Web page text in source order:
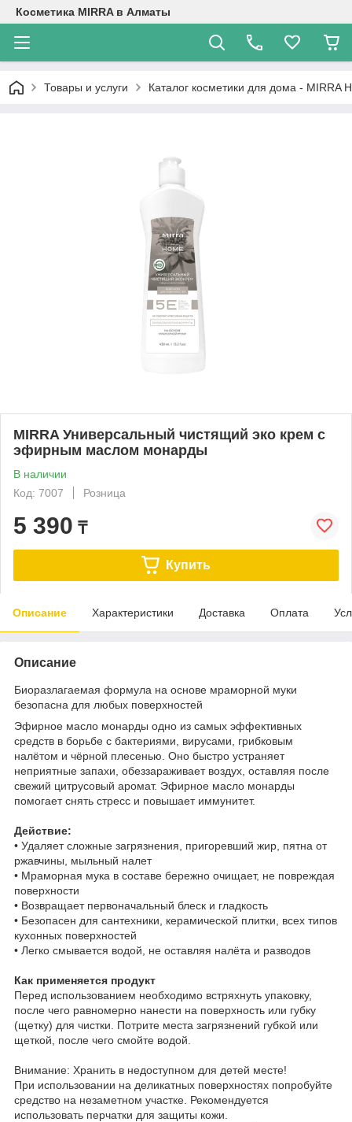
Косметика MIRRA в Алматы
Товары и услуги Каталог косметики для дома - MIRRA
MIRRA Универсальный чистящий эко крем с
эфирным маслом монарды
В наличии
Код: 7007
Розница
5 390 ₸
Купить
Описание Характеристики Доставка Оплата
Описание
Биоразлагаемая формула на основе мраморной муки
безопасна для любых поверхностей
Эфирное масло монарды одно из самых эффективных
средств в борьбе с бактериями, вирусами, грибковым
налётом и чёрной плесенью. Оно быстро устраняет
неприятные запахи, обеззараживает воздух, оставляя после
свежий цитрусовый аромат. Эфирное масло монарды
помогает снять стресс и повышает иммунитет.
Действие:
• Удаляет сложные загрязнения, пригоревший жир, пятна от
ржавчины, мыльный налет
• Мраморная мука в составе бережно очищает, не повреждая
поверхности
• Возвращает первоначальный блеск и гладкость
• Безопасен для сантехники, керамической плитки, всех типов
кухонных поверхностей
• Легко смывается водой, не оставляя налёта и разводов
Как применяется продукт
Перед использованием необходимо встряхнуть упаковку,
после чего равномерно нанести на поверхность или губку
(щетку) для чистки. Потрите места загрязнений губкой или
щеткой, после чего смойте водой.
Внимание: Хранить в недоступном для детей месте!
При использовании на деликатных поверхностях попробуйте
средство на незаметном участке. Рекомендуется
использовать перчатки для защиты кожи.